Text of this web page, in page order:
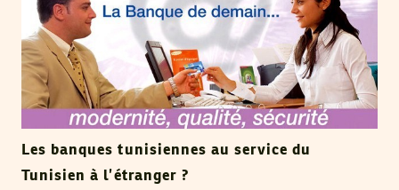
Les banques tunisiennes au service du
Tunisien à l’étranger ?